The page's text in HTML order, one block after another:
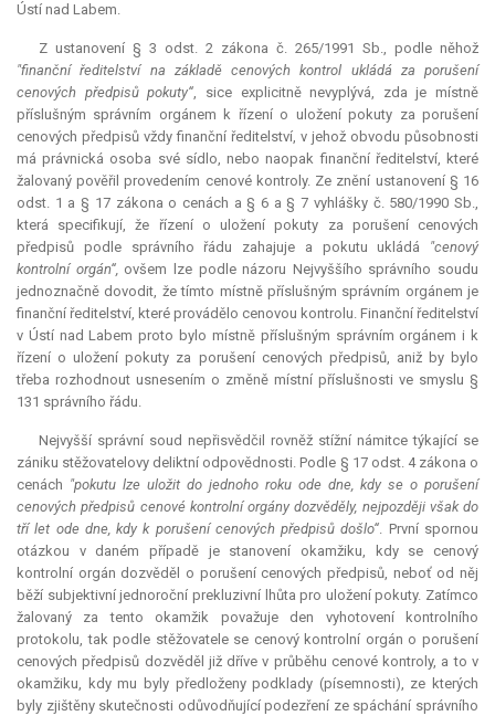
Ústí nad Labem.
Z ustanovení § 3 odst. 2 zákona č. 265/1991 Sb., podle něhož
"finanční ředitelství na základě cenových kontrol ukládá za porušení
cenových předpisů pokuty“, sice explicitně nevyplývá, zda je místně
příslušným správním orgánem k řízení o uložení pokuty za porušení
cenových předpisů vždy finanční ředitelství, v jehož obvodu působnosti
má právnická osoba své sídlo, nebo naopak finanční ředitelství, které
žalovaný pověřil provedením cenové kontroly. Ze znění ustanovení § 16
odst. 1 a § 17 zákona o cenách a § 6 a § 7 vyhlášky č. 580/1990 Sb.,
která specifikují, že řízení o uložení pokuty za porušení cenových
předpisů podle správního řádu zahajuje a pokutu ukládá "cenový
kontrolní orgán“,ovšem lze podle názoru Nejvyššího správního soudu
jednoznačně dovodit, že tímto místně příslušným správním orgánem je
finanční ředitelství, které provádělo cenovou kontrolu. Finanční ředitelství
v Ústí nad Labem proto bylo místně příslušným správním orgánem i k
řízení o uložení pokuty za porušení cenových předpisů, aniž by bylo
třeba rozhodnout usnesením o změně místní příslušnosti ve smyslu §
131 správního řádu.
Nejvyšší správní soud nepřisvědčil rovněž stížní námitce týkající se
zániku stěžovatelovy deliktní odpovědnosti. Podle § 17 odst. 4 zákona o
cenách "pokutu lze uložit do jednoho roku ode dne, kdy se o porušení
cenových předpisů cenové kontrolní orgány dozvěděly, nejpozději však do
tří let ode dne, kdy k porušení cenových předpisů došlo“. První spornou
otázkou v daném případě je stanovení okamžiku, kdy se cenový
kontrolní orgán dozvěděl o porušení cenových předpisů, neboť od něj
běží subjektivní jednoroční prekluzivní lhůta pro uložení pokuty. Zatímco
žalovaný za tento okamžik považuje den vyhotovení kontrolního
protokolu, tak podle stěžovatele se cenový kontrolní orgán o porušení
cenových předpisů dozvěděl již dříve v průběhu cenové kontroly, a to v
okamžiku, kdy mu byly předloženy podklady (písemnosti), ze kterých
byly zjištěny skutečnosti odůvodňující podezření ze spáchání správního